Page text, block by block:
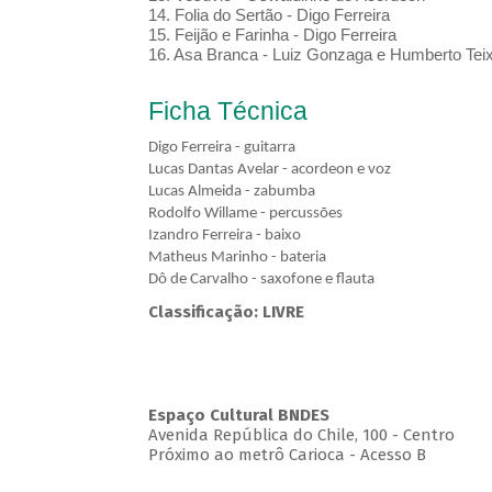
14. Folia do Sertão - Digo Ferreira
15. Feijão e Farinha - Digo Ferreira
16. Asa Branca - Luiz Gonzaga e Humberto
Ficha Técnica
Digo Ferreira - guitarra
Lucas Dantas Avelar - acordeon e voz
Lucas Almeida - zabumba
Rodolfo Willame - percussões
Izandro Ferreira - baixo
Matheus Marinho - bateria
Dô de Carvalho - saxofone e flauta
Classificação: LIVRE
Espaço Cultural BNDES
Avenida República do Chile, 100 - Centro
Próximo ao metrô Carioca - Acesso B